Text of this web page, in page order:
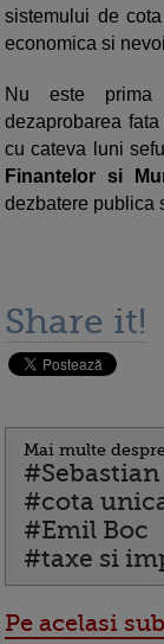
sistemului de
economica si
Nu este
dezaprobarea
cu cateva luni
Finantelor si
dezbatere publica
Share it!
Mai multe
#cota
#Emil Boc
#taxe si
Pe acelasi